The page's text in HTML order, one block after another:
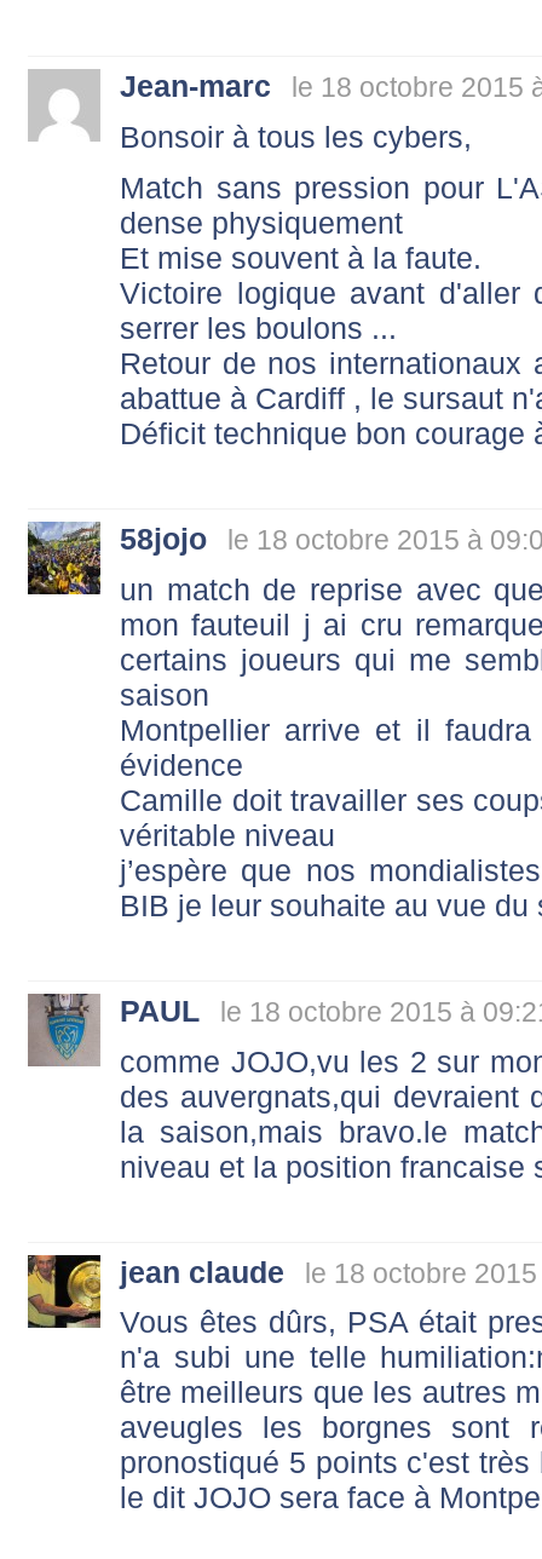
Jean-marc le 18 octobre 2015
Bonsoir à tous les cybers,
Match sans pression pour
dense physiquement
Et mise souvent à la faute.
Victoire logique avant d'aller
serrer les boulons ...
Retour de nos
abattue à Cardiff , le sursaut
Déficit technique bon courage
58jojo le 18 octobre 2015 à
un match de reprise avec
mon fauteuil j ai cru
certains joueurs qui me
saison
Montpellier arrive et il
évidence
Camille doit travailler ses
véritable niveau
j’espère que nos
BIB je leur souhaite au vue du
PAUL le 18 octobre 2015 à
comme JOJO,vu les 2 sur
des auvergnats,qui devraient
la saison,mais bravo.le
niveau et la position francaise
jean claude le 18 octobre
Vous êtes dûrs, PSA était
n'a subi une telle
être meilleurs que les autres
aveugles les borgnes sont
pronostiqué 5 points c'est
le dit JOJO sera face à